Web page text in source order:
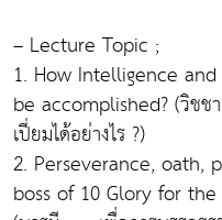
– Lecture Topic ;
1. How Intelligence
be accomplished? (วิชช
เปี่ยมได้อย่างไร ?)
2. Perseverance, oath,
boss of 10 Glory for